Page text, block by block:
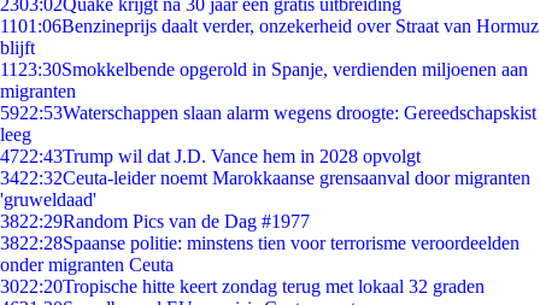
2303:02Quake krijgt na 30 jaar een gratis uitbreiding
1101:06Benzineprijs daalt verder, onzekerheid over Straat van Hormuz
blijft
11 23:30Smokkelbende opgerold in Spanje, verdienden miljoenen aan
migranten
5922:53Waterschappen slaan alarm wegens droogte: Gereedschapskist
leeg
4722:43Trump wil dat J.D. Vance hem in 2028 opvolgt
3422:32Ceuta-leider noemt Marokkaanse grensaanval door migranten
'gruweldaad'
3822:29Random Pics van de Dag #1977
3822:28Spaanse politie: minstens tien voor terrorisme veroordeelden
onder migranten Ceuta
3022:20Tropische hitte keert zondag terug met lokaal 32 graden